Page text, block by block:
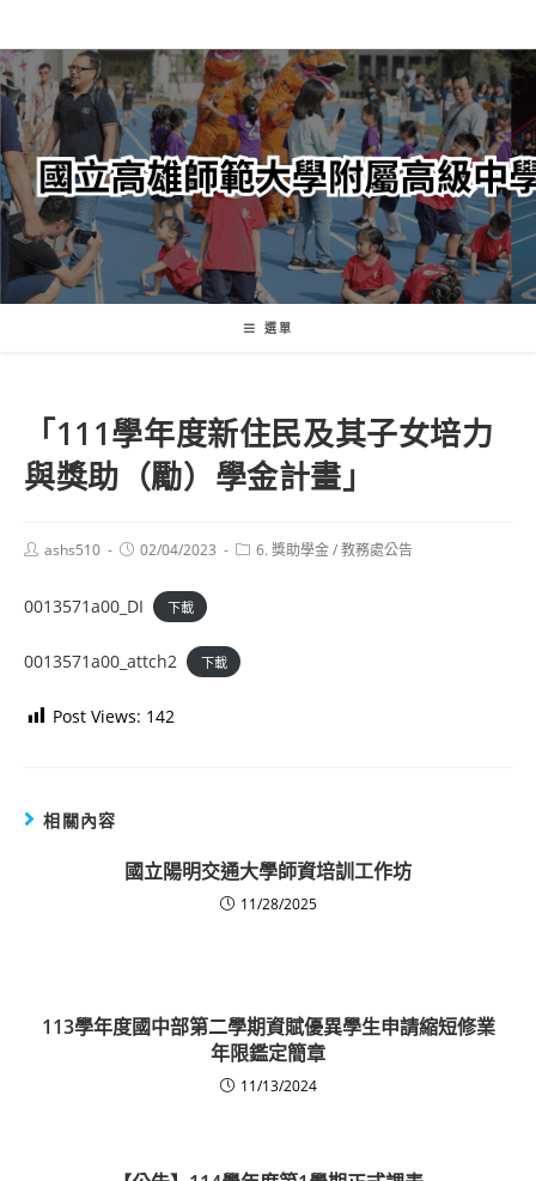
轉
至
主
內
容
選單
「111學年度新住民及其子女培力
與獎助（勵）學金計畫」
Postashs510
Post02/04/2023
Post6. 獎助學金/教務處公告
0013571a00_DI 下載
0013571a00_attch2 下載
Post Views: 142
相關內容
國立陽明交通大學師資培訓工作坊
11/28/2025
113學年度國中部第二學期資賦優異學生申請縮短修業
年限鑑定簡章
11/13/2024